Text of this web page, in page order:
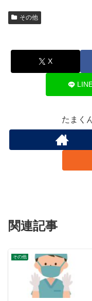
その他
X
たまく
関連記事
その他